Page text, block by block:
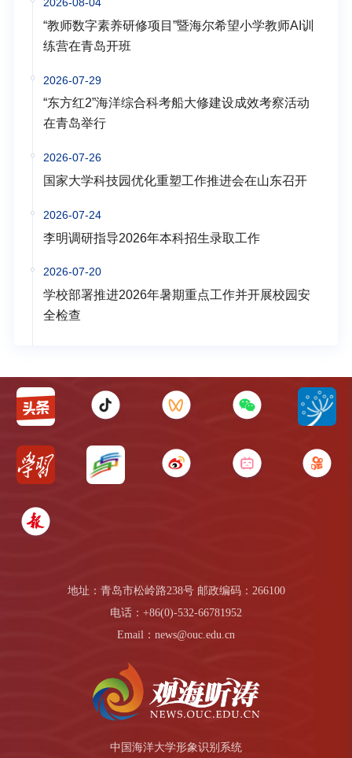
“教师数字素养研修项目”暨海尔希望小学教师AI训
练营在青岛开班
2026-07-29
“东方红2”海洋综合科考船大修建设成效考察活动
在青岛举行
2026-07-26
国家大学科技园优化重塑工作推进会在山东召开
2026-07-24
李明调研指导2026年本科招生录取工作
2026-07-20
学校部署推进2026年暑期重点工作并开展校园安
全检查
地址：青岛市松岭路238号 邮政编码：266100
电话：+86(0)-532-66781952
Email：news@ouc.edu.cn
中国海洋大学形象识别系统